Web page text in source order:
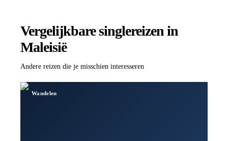
Vergelijkbare singlereizen in
Maleisië
Andere reizen die je misschien interesseren
Wandelen